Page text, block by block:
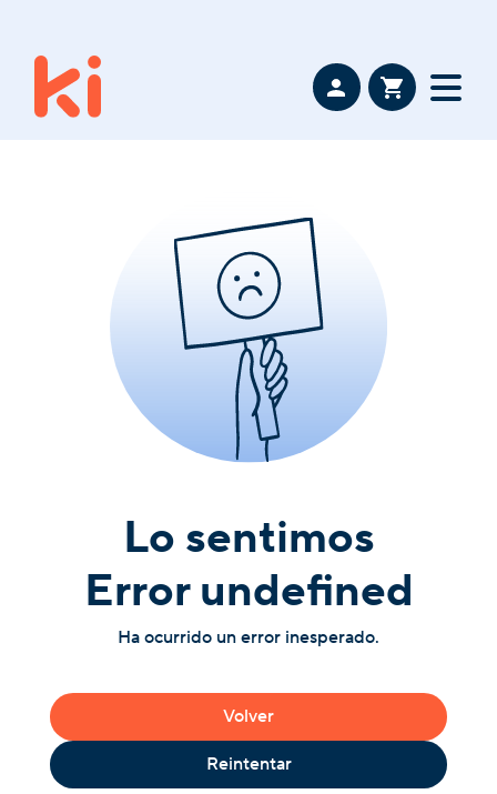
Lo sentimos
Error undefined
Ha ocurrido un error inesperado.
Volver
Reintentar